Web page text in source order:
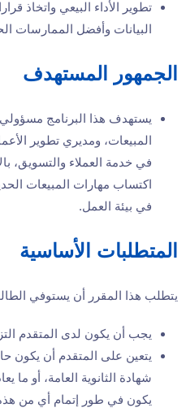
تطوير الأداء البيعي واتخاذ
البيانات وأفضل الممارسات
الجمهور المستهدف
يستهدف هذا البرنامج
المبيعات، ومديري تطوير
في خدمة العملاء والتسويق،
اكتساب مهارات المبيعات
في بيئة العمل.
المتطلبات الأساسية
يتطلب هذا المقرر أن يستوفي
يجب أن يكون لدى المتقدم
يتعين على المتقدم أن يكون
شهادة الثانوية العامة، أو ما
يكون في طور إتمام أي من